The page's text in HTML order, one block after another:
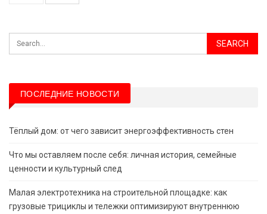
ПОСЛЕДНИЕ НОВОСТИ
Тёплый дом: от чего зависит энергоэффективность стен
Что мы оставляем после себя: личная история, семейные
ценности и культурный след
Малая электротехника на строительной площадке: как
грузовые трициклы и тележки оптимизируют внутреннюю